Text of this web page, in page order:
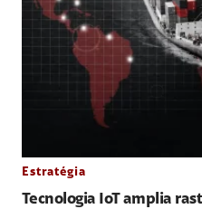
Estratégia
Tecnologia IoT amplia